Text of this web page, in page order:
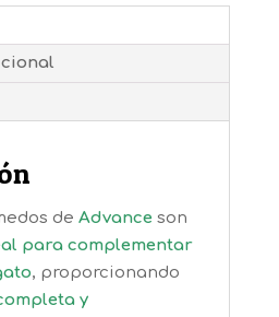
de Advance son
para complementar
, proporcionando
y